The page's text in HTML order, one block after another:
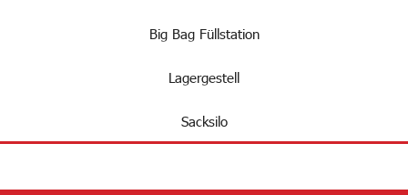
Big Bag Füllstation
Lagergestell
Sacksilo